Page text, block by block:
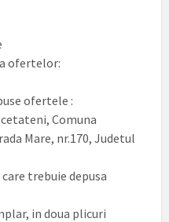
ofertelor:
ofertele :
Comuna
Mare, nr.170, Judetul
trebuie depusa
in doua plicuri